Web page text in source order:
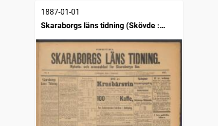
1887-01-01
Skaraborgs läns tidning (Skövde :